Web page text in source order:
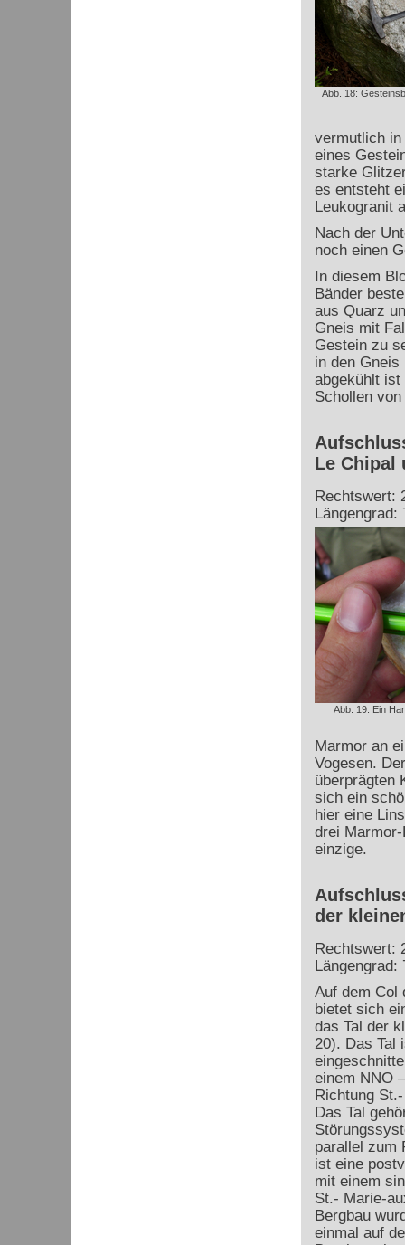
Abb. 18:
vermutlich
eines
starke
es entsteht
Leukogranit
Nach der
noch einen
In diesem
Bänder
aus Quarz
Gneis mit
Gestein zu
in den
abgekühlt ist
Schollen
Le Chipal
Rechtswert:
Längengrad:
Abb. 19: Ein
Marmor an
Vogesen.
überprägten
sich ein
hier eine
drei
einzige.
der
Rechtswert:
Längengrad:
Auf dem Col
bietet sich
das Tal der
20). Das Tal
einem NNO
Richtung
Das Tal
parallel zum
ist eine
mit einem
St.- Marie-
Bergbau
einmal auf